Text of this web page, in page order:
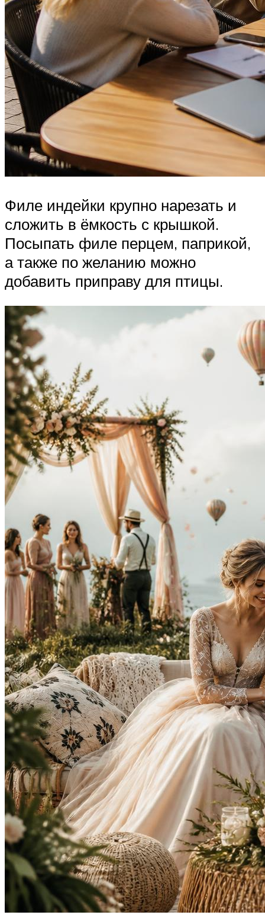
Филе индейки крупно нарезать и
сложить в ёмкость с крышкой.
Посыпать филе перцем, паприкой,
а также по желанию можно
добавить приправу для птицы.